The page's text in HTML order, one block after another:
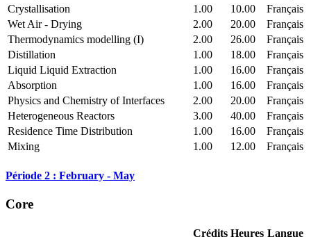
Crystallisation
1.00 10.00
Français
Wet Air - Drying
2.00 20.00
Français
Thermodynamics modelling (I)
2.00 26.00
Français
Distillation
1.00 18.00
Français
Liquid Liquid Extraction
1.00 16.00
Français
Absorption
1.00 16.00
Français
Physics and Chemistry of Interfaces
2.00 20.00
Français
Heterogeneous Reactors
3.00 40.00
Français
Residence Time Distribution
1.00 16.00
Français
Mixing
1.00 12.00 Français
Période 2 : February - May
Core
Crédits Heures Langue